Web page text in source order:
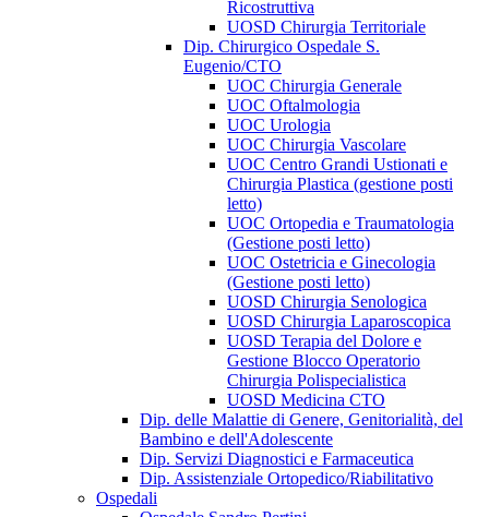
Ricostruttiva
UOSD Chirurgia Territoriale
Dip. Chirurgico Ospedale S.
Eugenio/CTO
UOC Chirurgia Generale
UOC Oftalmologia
UOC Urologia
UOC Chirurgia Vascolare
UOC Centro Grandi Ustionati e
Chirurgia Plastica (gestione posti
letto)
UOC Ortopedia e Traumatologia
(Gestione posti letto)
UOC Ostetricia e Ginecologia
(Gestione posti letto)
UOSD Chirurgia Senologica
UOSD Chirurgia Laparoscopica
UOSD Terapia del Dolore e
Gestione Blocco Operatorio
Chirurgia Polispecialistica
UOSD Medicina CTO
Dip. delle Malattie di Genere, Genitorialità, del
Bambino e dell'Adolescente
Dip. Servizi Diagnostici e Farmaceutica
Dip. Assistenziale Ortopedico/Riabilitativo
Ospedali